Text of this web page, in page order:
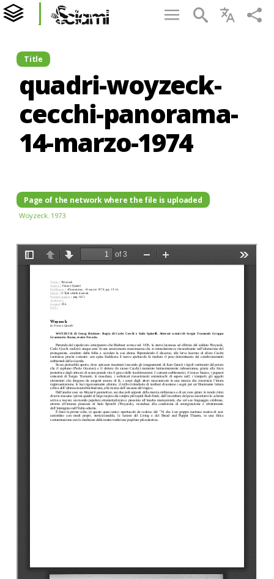
Title
quadri-woyzeck-
cecchi-panorama-
14-marzo-1974
Page of the network where the file is uploaded
Woyzeck. 1973